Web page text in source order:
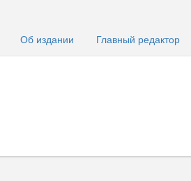
Об издании Главный редактор